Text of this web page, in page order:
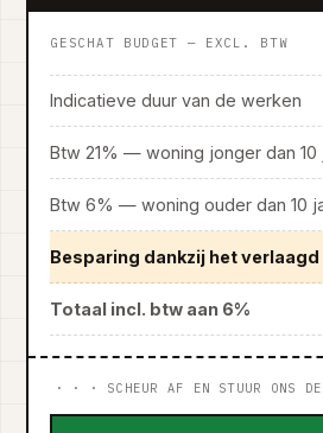
GESCHAT BUDGET — EXCL. BTW
Indicatieve duur van de werken
Btw 21% — woning jonger dan 10
Btw 6% — woning ouder dan 10
Besparing dankzij het
Totaal incl. btw aan 6%
· · · SCHEUR AF EN STUUR ONS